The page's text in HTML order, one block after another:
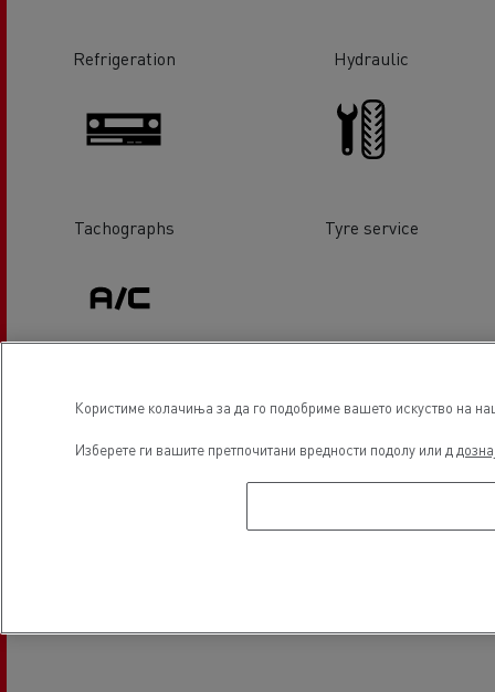
Refrigeration Hydraulic
Tachographs Tyre service
Air conditionning
Користиме колачиња за да го подобриме вашето искуство на
Изберете ги вашите претпочитани вредности подолу или д